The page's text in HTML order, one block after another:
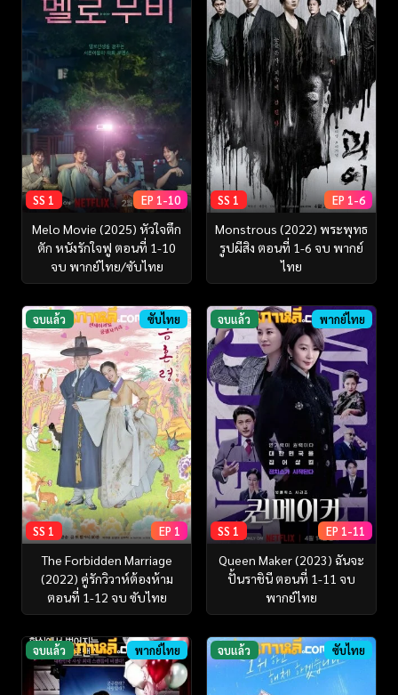
SS 1 EP 1-10
Melo Movie (2025) หัวใจตึก
ตัก หนังรักใจฟู ตอนที่ 1-10
จบ พากย์ไทย/ซับไทย
SS 1 EP 1-6
Monstrous (2022) พระพุทธ
รูปผีสิง ตอนที่ 1-6 จบ พากย์
ไทย
จบแล้ว ซับไทย
SS 1 EP 1
The Forbidden Marriage
(2022) คู่รักวิวาห์ต้องห้าม
ตอนที่ 1-12 จบ ซับไทย
จบแล้ว พากย์ไทย
SS 1 EP 1-11
Queen Maker (2023) ฉันจะ
ปั้นราชินี ตอนที่ 1-11 จบ
พากย์ไทย
จบแล้ว พากย์ไทย จบแล้ว ซับไทย